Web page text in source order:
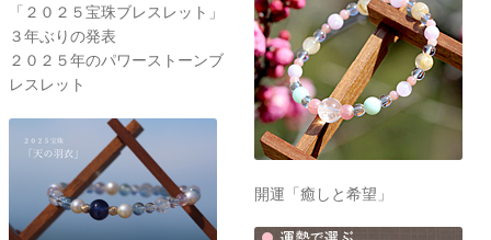
「２０２５宝珠ブレスレット」
３年ぶりの発表
２０２５年のパワーストーンブ
レスレット
開運「癒しと希望」